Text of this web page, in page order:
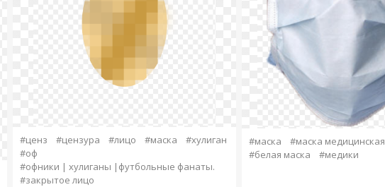
#ценз #цензура #лицо #маска
#хулиган
#оф
#офники | хулиганы |футбольные фанаты.
#закрытое лицо
#маска #маска медицинская
#белая маска
#медики